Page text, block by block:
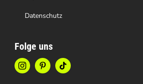
Datenschutz
Folge uns